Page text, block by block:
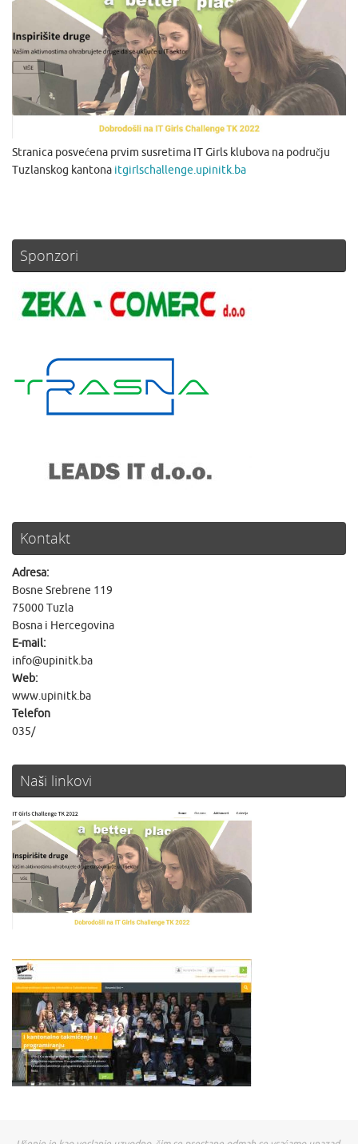
Stranica posvećena prvim susretima IT Girls klubova na području
Tuzlanskog kantona itgirlschallenge.upinitk.ba
Sponzori
Kontakt
Adresa:
Bosne Srebrene 119
75000 Tuzla
Bosna i Hercegovina
E-mail:
info@upinitk.ba
Web:
www.upinitk.ba
Telefon
035/
Naši linkovi